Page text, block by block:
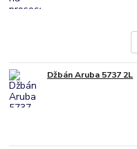
Džbán Aruba 5737 2L